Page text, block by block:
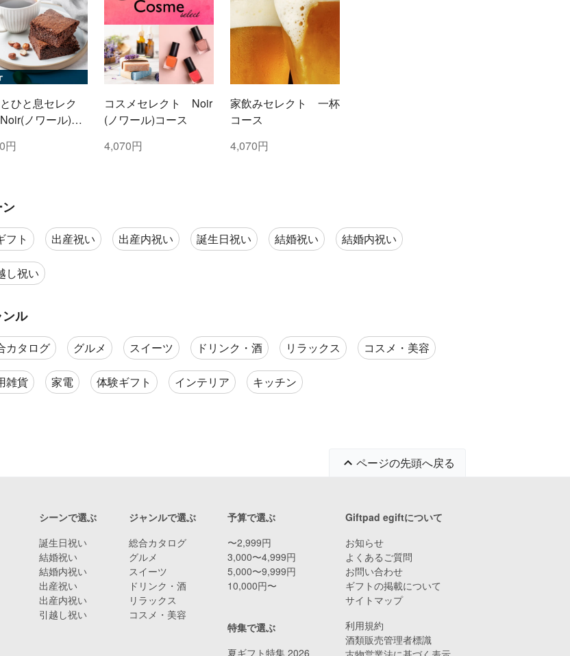
ひと息セレク
ノワール)コ
円
コスメセレクト Noir
(ノワール)コース
4,070円
家飲みセレクト 一杯
コース
4,070円
フト 出産祝い 出産内祝い 誕生日祝い 結婚祝い 結婚内祝い
し祝い
ル
カタログ グルメ スイーツ ドリンク・酒 リラックス コスメ・美容
雑貨 家電 体験ギフト インテリア キッチン
ページの先頭へ戻る
シーンで選ぶ
誕生日祝い
結婚祝い
結婚内祝い
出産祝い
出産内祝い
引越し祝い
予算で選ぶ
〜2,999円
3,000〜4,999円
5,000〜9,999円
10,000円〜
ジャンルで選ぶ
総合カタログ
グルメ
スイーツ
ドリンク・酒
リラックス
コスメ・美容
特集で選ぶ
夏ギフト特集 2026
Giftpad egiftについて
お知らせ
よくあるご質問
お問い合わせ
ギフトの掲載について
サイトマップ
利用規約
酒類販売管理者標識